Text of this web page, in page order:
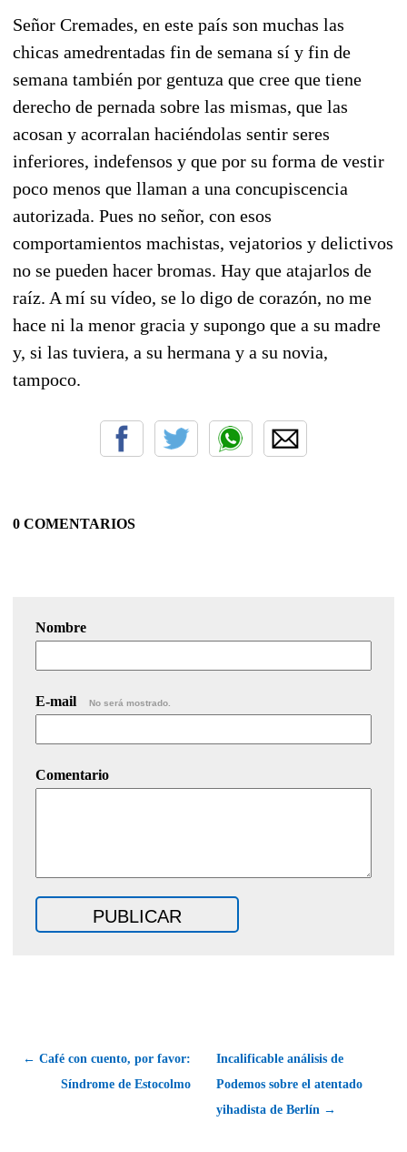
Señor Cremades, en este país son muchas las
chicas amedrentadas fin de semana sí y fin de
semana también por gentuza que cree que tiene
derecho de pernada sobre las mismas, que las
acosan y acorralan haciéndolas sentir seres
inferiores, indefensos y que por su forma de vestir
poco menos que llaman a una concupiscencia
autorizada. Pues no señor, con esos
comportamientos machistas, vejatorios y delictivos
no se pueden hacer bromas. Hay que atajarlos de
raíz. A mí su vídeo, se lo digo de corazón, no me
hace ni la menor gracia y supongo que a su madre
y, si las tuviera, a su hermana y a su novia,
tampoco.
0 COMENTARIOS
Nombre
E-mail No será mostrado.
Comentario
← Café con cuento, por favor:
Síndrome de Estocolmo
Incalificable análisis de
Podemos sobre el atentado
yihadista de Berlín →